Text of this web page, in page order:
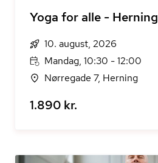
Yoga for alle - Herning
10. august, 2026
Mandag, 10:30 - 12:00
Nørregade 7, Herning
1.890 kr.